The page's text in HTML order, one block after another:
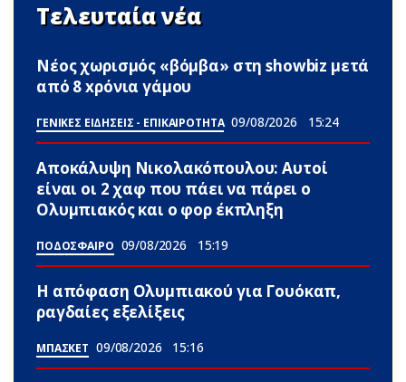
Τελευταία νέα
Νέος χωρισμός «βόμβα» στη showbiz μετά
από 8 xρόνια γάμου
ΓΕΝΙΚΕΣ ΕΙΔΗΣΕΙΣ - ΕΠΙΚΑΙΡΟΤΗΤΑ 09/08/2026 15:24
Αποκάλυψη Νικολακόπουλου: Αυτοί
είναι οι 2 χαφ που πάει να πάρει ο
Ολυμπιακός και ο φορ έκπληξη
ΠΟΔΟΣΦΑΙΡΟ 09/08/2026 15:19
Η απόφαση Ολυμπιακού για Γουόκαπ,
ραγδαίες εξελίξεις
ΜΠΑΣΚΕΤ 09/08/2026 15:16